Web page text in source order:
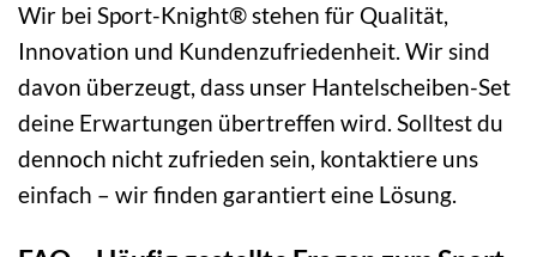
Wir bei Sport-Knight® stehen für Qualität,
Innovation und Kundenzufriedenheit. Wir sind
davon überzeugt, dass unser Hantelscheiben-Set
deine Erwartungen übertreffen wird. Solltest du
dennoch nicht zufrieden sein, kontaktiere uns
einfach – wir finden garantiert eine Lösung.